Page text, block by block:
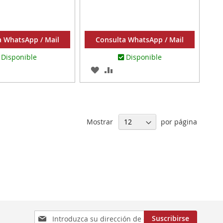
WhatsApp / Mail
Disponible
Consulta WhatsApp / Mail
Disponible
AGREGAR
A
PARA
Mostrar por página
Inscríbase
Suscribirse